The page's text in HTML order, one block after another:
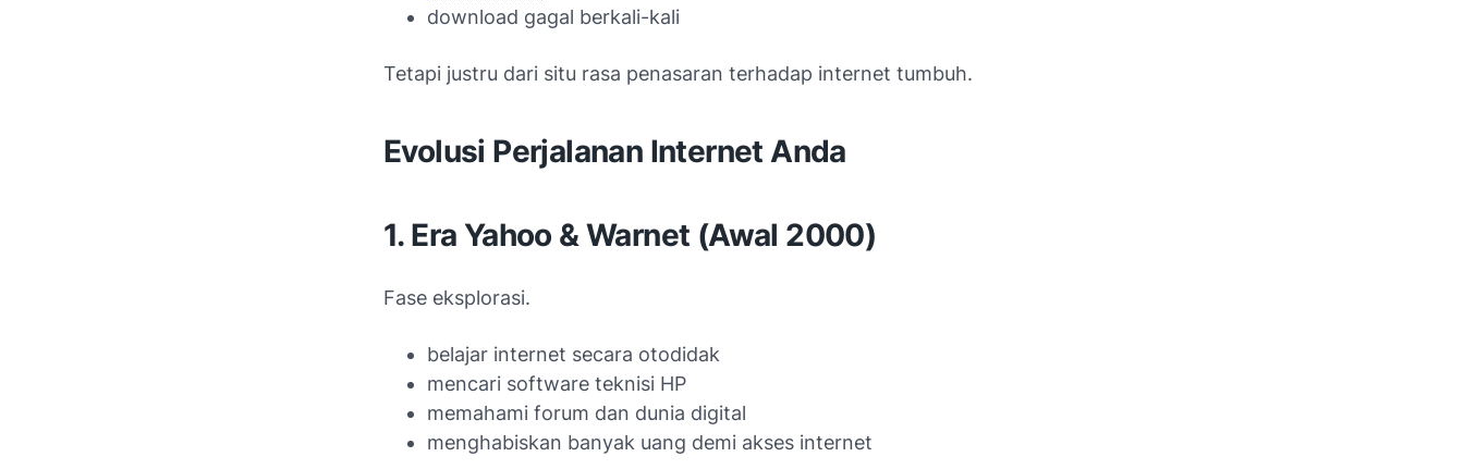
download gagal berkali-kali
Tetapi justru dari situ rasa penasaran terhadap internet tumbuh.
Evolusi Perjalanan Internet Anda
1. Era Yahoo & Warnet (Awal 2000)
Fase eksplorasi.
belajar internet secara otodidak
mencari software teknisi HP
memahami forum dan dunia digital
menghabiskan banyak uang demi akses internet